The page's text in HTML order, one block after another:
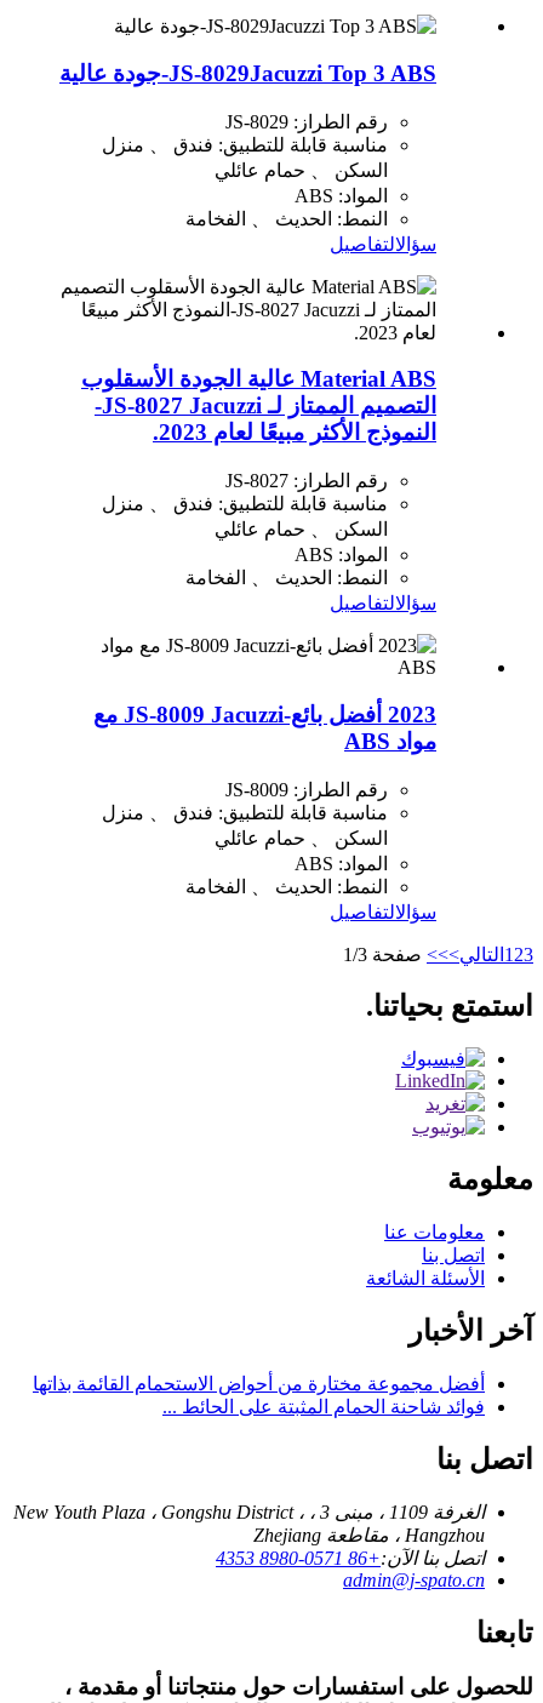
JS-8029Jacuzzi Top 3 ABS-جودة عالية
رقم الطراز: JS-8029
مناسبة قابلة للتطبيق: فندق 、 منزل
السكن 、 حمام عائلي
المواد: ABS
النمط: الحديث 、 الفخامة
سؤالالتفاصيل
Material ABS عالية الجودة الأسقلوب
التصميم الممتاز لـ JS-8027 Jacuzzi-
النموذج الأكثر مبيعًا لعام 2023.
رقم الطراز: JS-8027
مناسبة قابلة للتطبيق: فندق 、 منزل
السكن 、 حمام عائلي
المواد: ABS
النمط: الحديث 、 الفخامة
سؤالالتفاصيل
2023 أفضل بائع-JS-8009 Jacuzzi مع
مواد ABS
رقم الطراز: JS-8009
مناسبة قابلة للتطبيق: فندق 、 منزل
السكن 、 حمام عائلي
المواد: ABS
النمط: الحديث 、 الفخامة
سؤالالتفاصيل
1 23 التالي>>> صفحة 1/3
استمتع بحياتنا.
معلومة
معلومات عنا
اتصل بنا
الأسئلة الشائعة
آخر الأخبار
أفضل مجموعة مختارة من أحواض الاستحمام القائمة بذاتها
فوائد شاحنة الحمام المثبتة على الحائط ...
اتصل بنا
الغرفة 1109 ، مبنى 3 ، New Youth Plaza ، Gongshu District ،
Hangzhou ، مقاطعة Zhejiang
اتصل بنا الآن:+86 0571-8980 4353
admin@j-spato.cn
تابعنا
للحصول على استفسارات حول منتجاتنا أو مقدمة ،